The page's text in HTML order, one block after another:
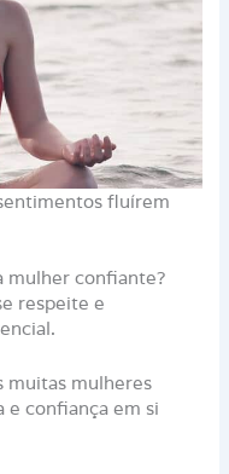
fluírem
mulher confiante?
respeite e
muitas mulheres
e confiança em si